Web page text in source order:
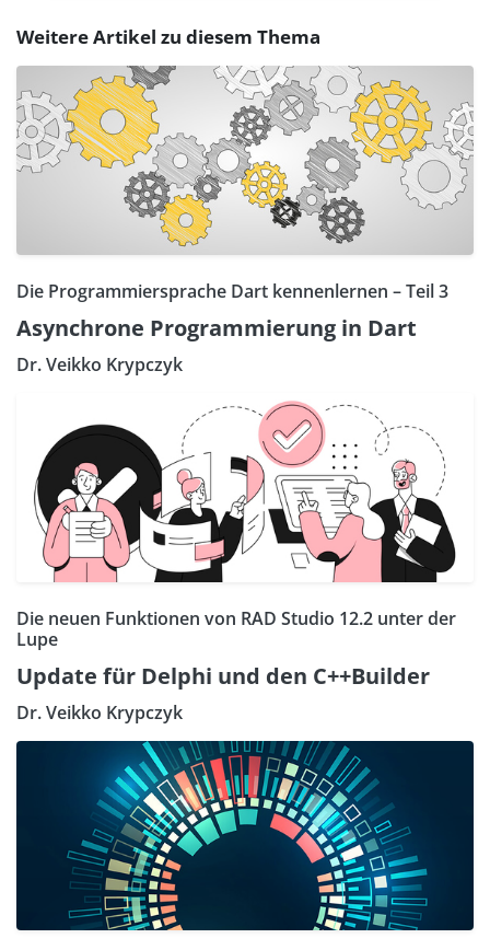
Weitere Artikel zu diesem Thema
Die Programmiersprache Dart kennenlernen – Teil 3
Asynchrone Programmierung in Dart
Dr. Veikko Krypczyk
Die neuen Funktionen von RAD Studio 12.2 unter der
Lupe
Update für Delphi und den C++Builder
Dr. Veikko Krypczyk